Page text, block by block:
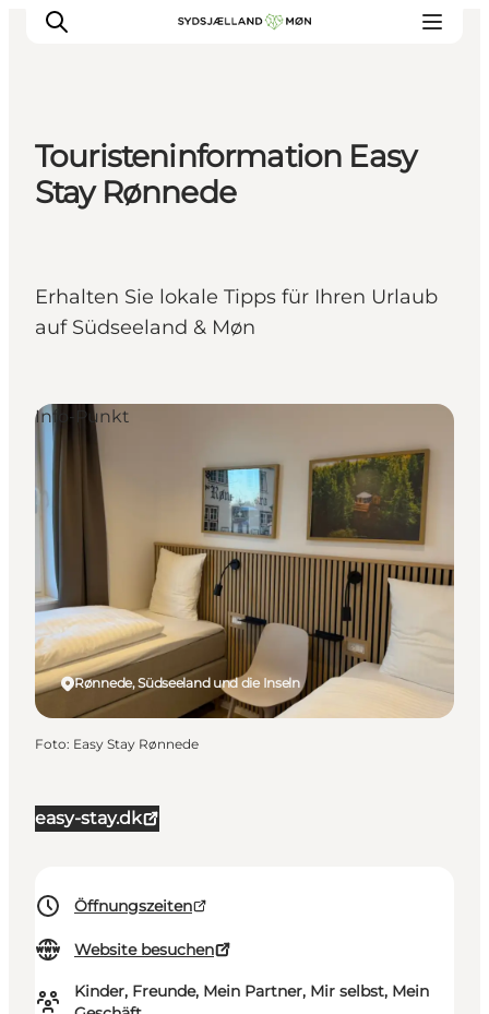
Erleben
Städte und Orte
Unterkunft
Reise planen
Touristeninformation Easy
Stay Rønnede
Erhalten Sie lokale Tipps für Ihren Urlaub
auf Südseeland & Møn
easy-stay.dk
Öffnungszeiten
Website besuchen
Kinder, Freunde, Mein Partner, Mir selbst, Mein
Rønnede, Südseeland und die Inseln
Info-Punkt
Foto: Easy Stay Rønnede